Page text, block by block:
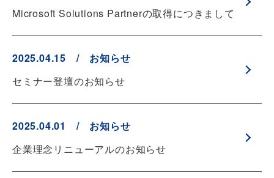
Microsoft Solutions Partnerの取得につきまして
2025.04.15 / お知らせ
セミナー登壇のお知らせ
2025.04.01 / お知らせ
企業理念リニューアルのお知らせ